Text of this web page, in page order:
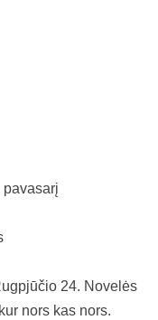
24. Novelės
nors kas nors.